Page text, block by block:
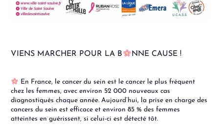
VIENS MARCHER POUR LA B NNE CAUSE !
En France, le cancer du sein est le cancer le plus fréquent
chez les femmes, avec environ 52 000 nouveaux cas
diagnostiqués chaque année. Aujourd’hui, la prise en charge des
cancers du sein est efficace et environ 85 % des femmes
atteintes en guérissent, si celui-ci est détecté tôt.